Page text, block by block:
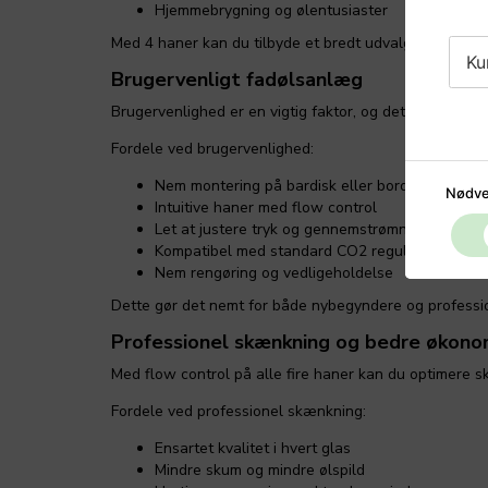
Hjemmebrygning og ølentusiaster
Med 4 haner kan du tilbyde et bredt udvalg af øl,
Brugervenligt fadølsanlæg
Brugervenlighed er en vigtig faktor, og dette
Fordele ved brugervenlighed:
Nem montering på bardisk eller bord
Intuitive haner med flow control
Let at justere tryk og gennemstrømning
Kompatibel med standard CO2 regulator og
Nem rengøring og vedligeholdelse
Dette gør det nemt for både nybegyndere og
Professionel skænkning og bedre
Med flow control på alle fire haner kan du optimere
Fordele ved professionel skænkning:
Ensartet kvalitet i hvert glas
Mindre skum og mindre ølspild